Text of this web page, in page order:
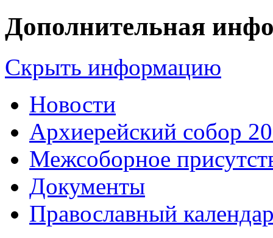
Дополнительная
Скрыть информацию
Новости
Архиерейский собор
Межсоборное
Документы
Православный